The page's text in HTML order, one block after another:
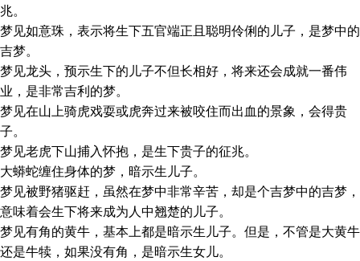
兆。
梦见如意珠，表示将生下五官端正且聪明伶俐的儿子，是梦中的
吉梦。
梦见龙头，预示生下的儿子不但长相好，将来还会成就一番伟
业，是非常吉利的梦。
梦见在山上骑虎戏耍或虎奔过来被咬住而出血的景象，会得贵
子。
梦见老虎下山捕入怀抱，是生下贵子的征兆。
大蟒蛇缠住身体的梦，暗示生儿子。
梦见被野猪驱赶，虽然在梦中非常辛苦，却是个吉梦中的吉梦，
意味着会生下将来成为人中翘楚的儿子。
梦见有角的黄牛，基本上都是暗示生儿子。但是，不管是大黄牛
还是牛犊，如果没有角，是暗示生女儿。